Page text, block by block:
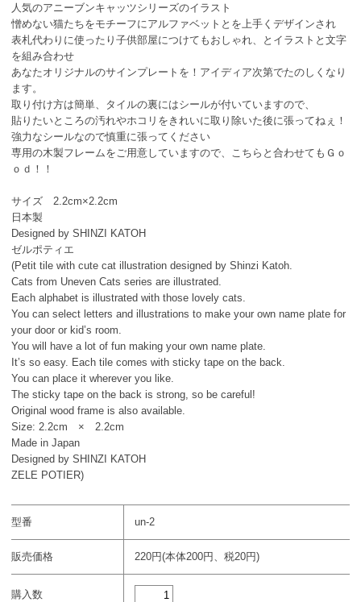
人気のアニーブンキャッツシリーズのイラスト
憎めない猫たちをモチーフにアルファベットとを上手くデザインされ
表札代わりに使ったり子供部屋につけてもおしゃれ、とイラストと文字
を組み合わせ
あなたオリジナルのサインプレートを！アイディア次第でたのしくなり
ます。
取り付け方は簡単、タイルの裏にはシールが付いていますので、
貼りたいところの汚れやホコリをきれいに取り除いた後に張ってねぇ！
強力なシールなので慎重に張ってください
専用の木製フレームをご用意していますので、こちらと合わせてもＧｏ
ｏｄ！！
サイズ 2.2cm×2.2cm
日本製
Designed by SHINZI KATOH
ゼルポティエ
(Petit tile with cute cat illustration designed by Shinzi Katoh.
Cats from Uneven Cats series are illustrated.
Each alphabet is illustrated with those lovely cats.
You can select letters and illustrations to make your own name plate for
your door or kid’s room.
You will have a lot of fun making your own name plate.
It’s so easy. Each tile comes with sticky tape on the back.
You can place it wherever you like.
The sticky tape on the back is strong, so be careful!
Original wood frame is also available.
Size: 2.2cm × 2.2cm
Made in Japan
Designed by SHINZI KATOH
ZELE POTIER)
型番 un-2
販売価格 220円(本体200円、税20円)
購入数